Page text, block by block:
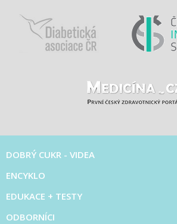
DOBRÝ CUKR - VIDEA
ENCYKLO
EDUKACE + TESTY
ODBORNÍCI